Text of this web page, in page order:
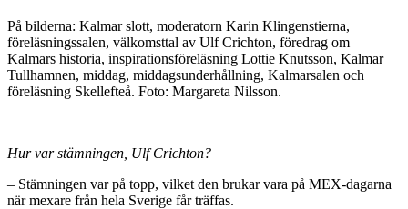
På bilderna: Kalmar slott, moderatorn Karin Klingenstierna,
föreläsningssalen, välkomsttal av Ulf Crichton, föredrag om
Kalmars historia, inspirationsföreläsning Lottie Knutsson, Kalmar
Tullhamnen, middag, middagsunderhållning, Kalmarsalen och
föreläsning Skellefteå. Foto: Margareta Nilsson.
Hur var stämningen, Ulf Crichton?
– Stämningen var på topp, vilket den brukar vara på MEX-dagarna
när mexare från hela Sverige får träffas.